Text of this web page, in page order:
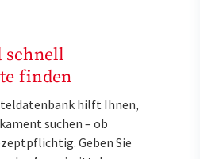
schnell
finden
hilft Ihnen,
suchen – ob
Geben Sie